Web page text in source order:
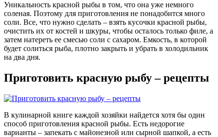
Уникальность красной рыбы в том, что она уже немного
соленая. Поэтому для приготовления не понадобится много
соли. Все, что нужно сделать – взять кусочки красной рыбы,
очистить их от костей и шкуры, чтобы осталось только филе, а
затем натереть ее смесью соли с сахаром. Емкость, в которой
будет солиться рыба, плотно закрыть и убрать в холодильник
на два дня.
Приготовить красную рыбу – рецепты
В кулинарной книге каждой хозяйки найдется хотя бы один
способ приготовления красной рыбы. Есть недорогие
варианты – запекать с майонезной или сырной шапкой, а есть